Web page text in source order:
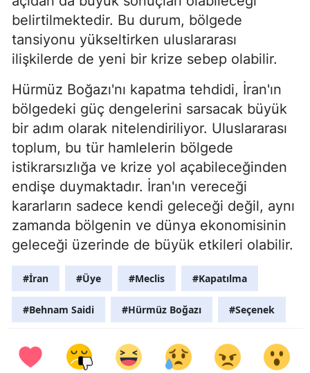
belirtilmektedir. Bu durum, bölgede
tansiyonu yükseltirken uluslararası
ilişkilerde de yeni bir krize sebep olabilir.
Hürmüz Boğazı'nı kapatma tehdidi, İran'ın
bölgedeki güç dengelerini sarsacak büyük
bir adım olarak nitelendiriliyor. Uluslararası
toplum, bu tür hamlelerin bölgede
istikrarsızlığa ve krize yol açabileceğinden
endişe duymaktadır. İran'ın vereceği
kararların sadece kendi geleceği değil, aynı
zamanda bölgenin ve dünya ekonomisinin
geleceği üzerinde de büyük etkileri olabilir.
#İran #Üye #Meclis #Kapatılma
#Behnam Saidi #Hürmüz Boğazı #Seçenek